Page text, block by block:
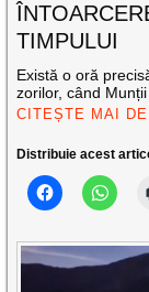
TIMPULUI
Există o oră
zorilor, când
CITEȘTE MAI
Distribuie acest